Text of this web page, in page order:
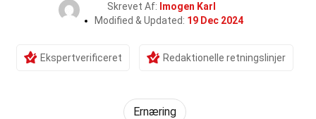
Skrevet Af: Imogen Karl
Modified & Updated: 19 Dec 2024
Ekspertverificeret Redaktionelle retningslinjer
Ernæring